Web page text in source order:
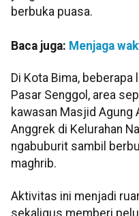
berbuka puasa.
Baca juga: Menjaga
Di Kota Bima,
Pasar Senggol, area
kawasan Masjid Agung
Anggrek di Kelurahan
ngabuburit sambil
maghrib.
Aktivitas ini menjadi
sekaligus memberi